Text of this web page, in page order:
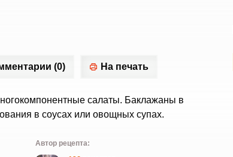
(0) На печать
салаты. Баклажаны в
в соусах или овощных супах.
Автор рецепта: